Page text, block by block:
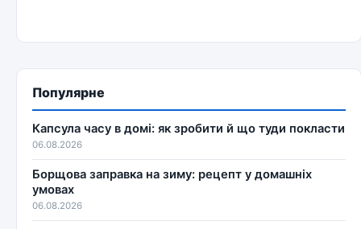
Популярне
Капсула часу в домі: як зробити й що туди покласти
06.08.2026
Борщова заправка на зиму: рецепт у домашніх
умовах
06.08.2026